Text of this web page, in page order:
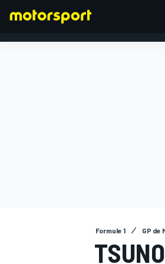
Formule 1 GP de